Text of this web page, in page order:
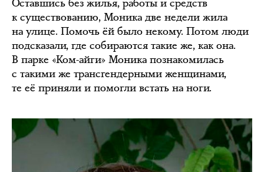
Оставшись без жилья, работы и средств
к существованию, Моника две недели жила
на улице. Помочь ёй было некому. Потом люди
подсказали, где собираются такие же, как она.
В парке «Ком-айги» Моника познакомилась
с такими же трансгендерными женщинами,
те её приняли и помогли встать на ноги.